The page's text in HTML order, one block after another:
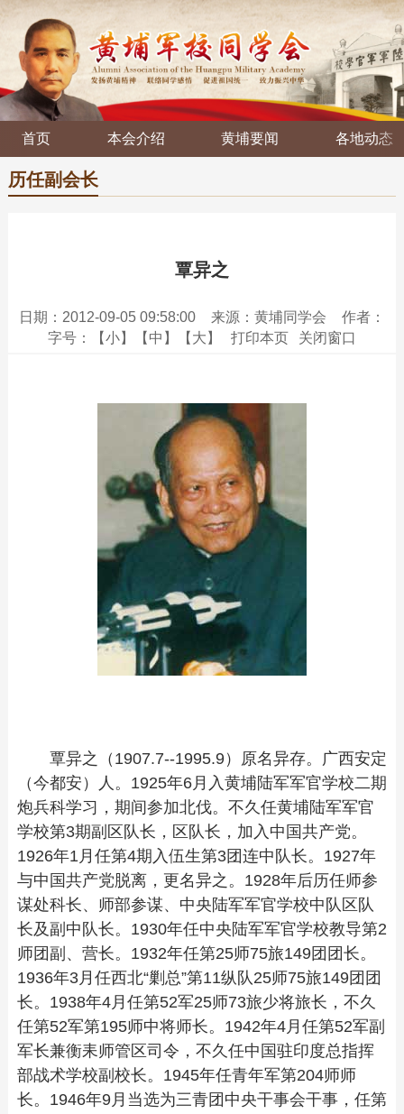
首页 本会介绍 黄埔要闻 各地动态
历任副会长
覃异之
日期：2012-09-05 09:58:00 来源：黄埔同学会
作者：
字号：
【小】 【中】 【大】 打印本页 关闭窗口
覃异之（1907.7--1995.9）原名异存。广西安定
（今都安）人。1925年6月入黄埔陆军军官学校二期
炮兵科学习，期间参加北伐。不久任黄埔陆军军官
学校第3期副区队长，区队长，加入中国共产党。
1926年1月任第4期入伍生第3团连中队长。1927年
与中国共产党脱离，更名异之。1928年后历任师参
谋处科长、师部参谋、中央陆军军官学校中队区队
长及副中队长。1930年任中央陆军军官学校教导第2
师团副、营长。1932年任第25师75旅149团团长。
1936年3月任西北“剿总”第11纵队25师75旅149团团
长。1938年4月任第52军25师73旅少将旅长，不久
任第52军第195师中将师长。1942年4月任第52军副
军长兼衡耒师管区司令，不久任中国驻印度总指挥
部战术学校副校长。1945年任青年军第204师师
长。1946年9月当选为三青团中央干事会干事，任第